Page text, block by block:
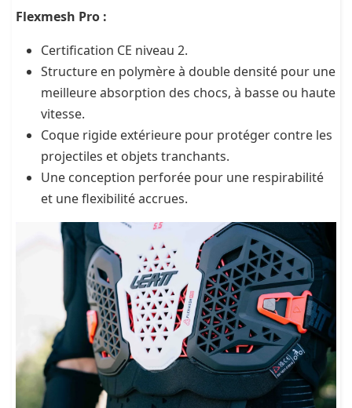
Flexmesh Pro :
Certification CE niveau 2.
Structure en polymère à double densité pour une
meilleure absorption des chocs, à basse ou haute
vitesse.
Coque rigide extérieure pour protéger contre les
projectiles et objets tranchants.
Une conception perforée pour une respirabilité
et une flexibilité accrues.